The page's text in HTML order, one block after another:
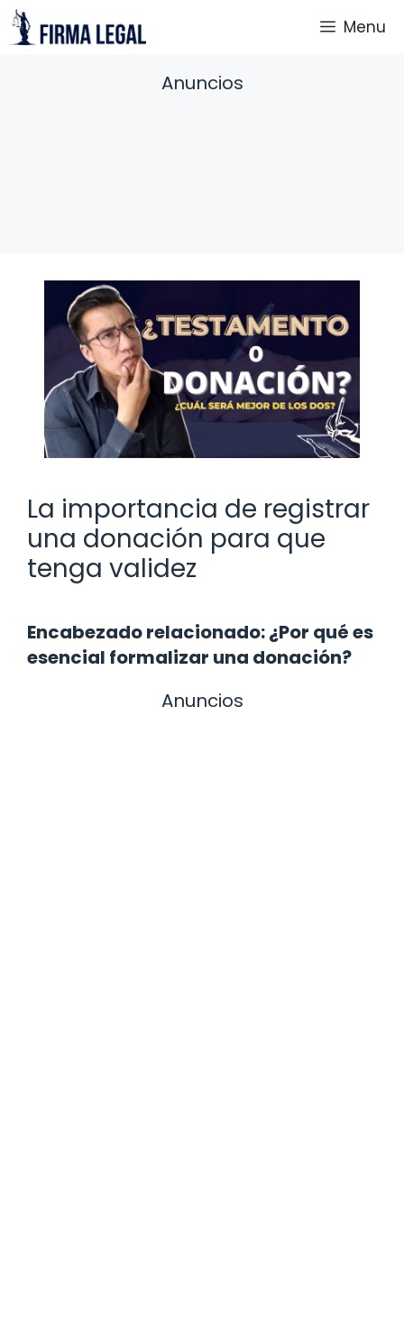
Saltar
al
Menu
Anuncios
La importancia de registrar
una donación para que
tenga validez
Encabezado relacionado: ¿Por qué es
esencial formalizar una donación?
Anuncios